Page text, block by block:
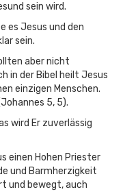
sein wird.
es Jesus und den
sein.
aber nicht
in der Bibel heilt Jesus
einzigen Menschen.
5, 5).
wird Er zuverlässig
einen Hohen Priester
und Barmherzigkeit
und bewegt, auch